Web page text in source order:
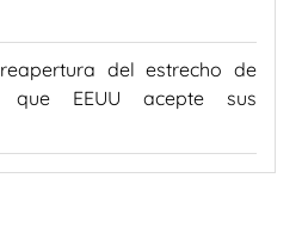
del estrecho de
EEUU acepte sus